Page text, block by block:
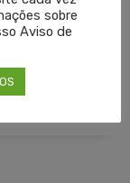
sobre
Aviso de